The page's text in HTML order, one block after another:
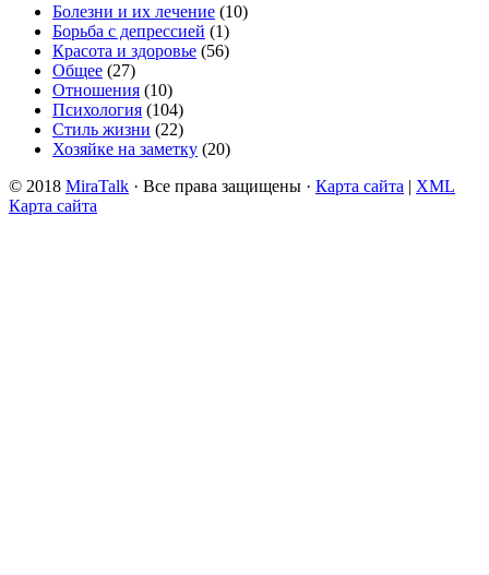
Болезни и их лечение (10)
Борьба с депрессией (1)
Красота и здоровье (56)
Общее (27)
Отношения (10)
Психология (104)
Стиль жизни (22)
Хозяйке на заметку (20)
© 2018 MiraTalk · Все права защищены · Карта сайта | XML
Карта сайта